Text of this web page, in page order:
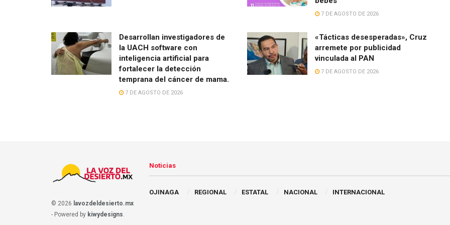
7 DE AGOSTO DE 2026
Desarrollan investigadores de
la UACH software con
inteligencia artificial para
fortalecer la detección
temprana del cáncer de mama.
7 DE AGOSTO DE 2026
«Tácticas desesperadas», Cruz
arremete por publicidad
vinculada al PAN
7 DE AGOSTO DE 2026
© 2026 lavozdeldesierto.mx
- Powered by kiwydesigns
Noticias
OJINAGA REGIONAL ESTATAL NACIONAL INTERNACIONAL